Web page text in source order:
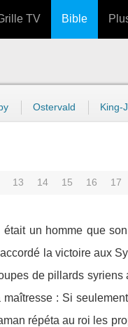
TV Bible
Ostervald King-
13 14 15 16 17
un homme que
la victoire aux
de pillards
: Si
répéta au roi les